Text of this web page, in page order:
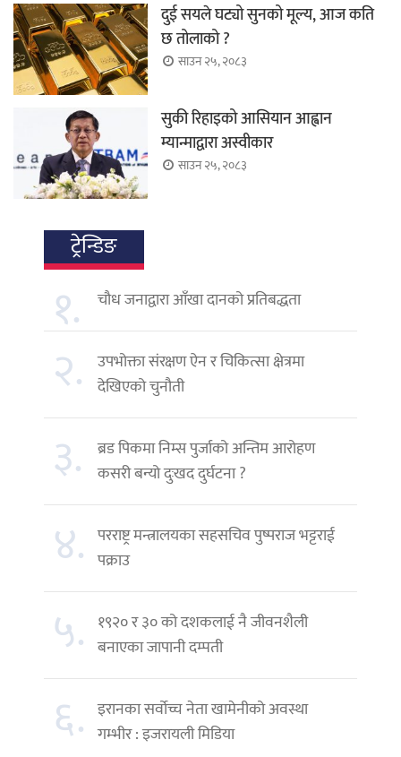
दुई सयले घट्यो सुनको मूल्य, आज कति
छ तोलाको ?
साउन २५, २०८३
सुकी रिहाइको आसियान आह्वान
म्यान्माद्वारा अस्वीकार
साउन २५, २०८३
ट्रेन्डिङ
१. चौध जनाद्वारा आँखा दानको प्रतिबद्धता
२. उपभोक्ता संरक्षण ऐन र चिकित्सा क्षेत्रमा
देखिएको चुनौती
३.
ब्रड पिकमा निम्स पुर्जाको अन्तिम आरोहण
कसरी बन्यो दुःखद दुर्घटना ?
४. परराष्ट्र मन्त्रालयका सहसचिव पुष्पराज भट्टराई
पक्राउ
५. १९२० र ३० को दशकलाई नै जीवनशैली
बनाएका जापानी दम्पती
६. इरानका सर्वोच्च नेता खामेनीको अवस्था
गम्भीर : इजरायली मिडिया